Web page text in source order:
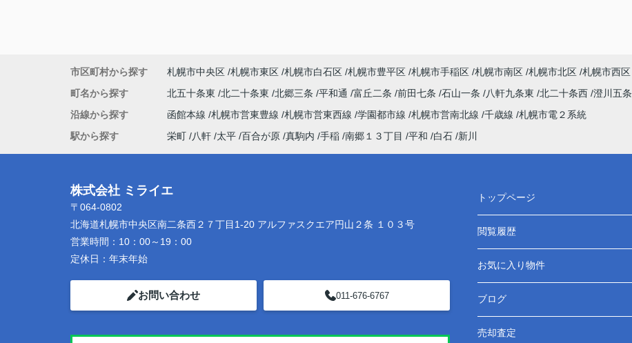
市区町村から探す 札幌市中央区 札幌市東区 札幌市白石区 札幌市豊平区 札幌市手稲区 札幌市南区 札幌市北区 札幌市西区
町名から探す
北五十条東 北二十条東 北郷三条 平和通 富丘二条 前田七条 石山一条 八軒九条東 北二十条西 澄川五条
沿線から探す
函館本線 札幌市営東豊線 札幌市営東西線 学園都市線 札幌市営南北線 千歳線 札幌市電２系統
駅から探す
栄町 八軒 太平 百合が原 真駒内 手稲 南郷１３丁目 平和 白石 新川
株式会社 ミライエ
〒064-0802
北海道札幌市中央区南二条西２７丁目1-20 アルファスクエア円山２条 １０３号
営業時間： 10：00～19：00
定休日： 年末年始
お問い合わせ 011-676-6767
トップページ
閲覧履歴
お気に入り物件
ブログ
売却査定